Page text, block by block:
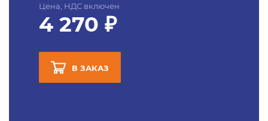
Цена, НДС включен
4 270 ₽
В ЗАКАЗ